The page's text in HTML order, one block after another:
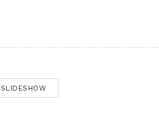
SLIDESHOW